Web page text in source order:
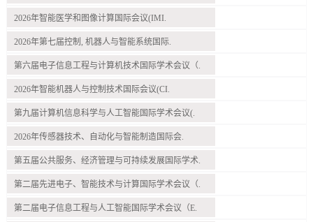
2026年智能医学和图像计算国际会议(IMI.
2026年第七届控制, 机器人与智能系统国际.
第六届电子信息工程与计算机技术国际学术会议（.
2026年智能机器人与控制技术国际会议(CI.
第九届计算机信息科学与人工智能国际学术会议(.
2026年传感器技术、自动化与智能制造国际会.
第五届公共服务、经济管理与可持续发展国际学术.
第二届先进电子、智能技术与计算国际学术会议（.
第二届电子信息工程与人工智能国际学术会议（E.